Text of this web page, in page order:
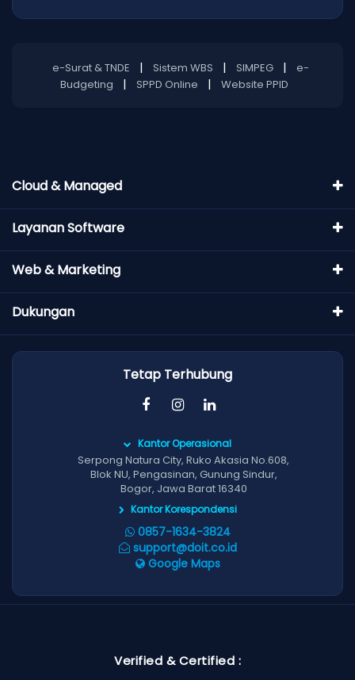
e-Surat & TNDE | Sistem WBS | SIMPEG |
e-
Budgeting
| SPPD Online | Website PPID
Cloud & Managed
Layanan Software
Web & Marketing
Dukungan
Tetap Terhubung
Kantor Operasional
Serpong Natura City, Ruko Akasia No.608,
Blok NU, Pengasinan, Gunung Sindur,
Bogor, Jawa Barat 16340
Kantor Korespondensi
0857-1634-3824
support@doit.co.id
Google Maps
Verified & Certified :